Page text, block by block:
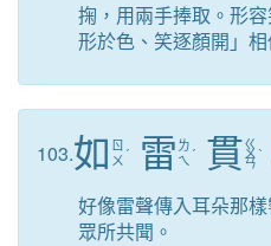
掬，用兩手捧取。形
形於色、笑逐顏開」相
103.如 ㄖ
ㄨ ˊ 雷 ㄌ
ㄟ ˊ 貫ㄍ
ㄨ
ㄢ
ˋ
好像雷聲傳入耳朵那
眾所共聞。